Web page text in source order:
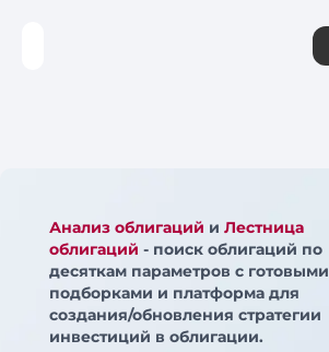
Анализ облигаций и Лестница
облигаций - поиск облигаций по
десяткам параметров с готовыми
подборками и платформа для
создания/обновления стратегии
инвестиций в облигации.